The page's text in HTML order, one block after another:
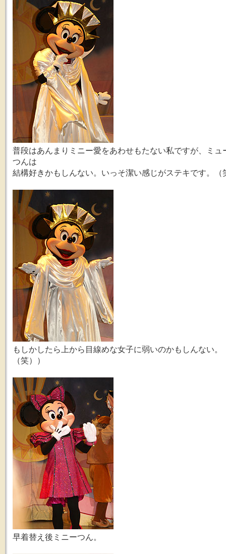
普段はあんまりミニー愛をあわせもたない私ですが、ミュ
つんは
結構好きかもしんない。いっそ潔い感じがステキです。（
もしかしたら上から目線めな女子に弱いのかもしんない。
（笑））
早着替え後ミニーつん。